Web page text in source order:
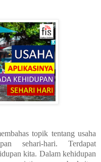
topik tentang usaha
sehari-hari. Terdapat
kita. Dalam kehidupan